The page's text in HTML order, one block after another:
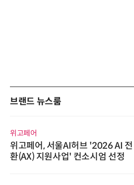
브랜드 뉴스룸
위고페어
위고페어, 서울AI허브 '2026 AI 전
환(AX) 지원사업' 컨소시엄 선정